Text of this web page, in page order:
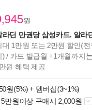
원
라딘 만권당 삼성카드, 알라
대 1만원 또는 2만원 할인(
) / 카드 발급월 +1개월까지
원 혜택 제공
원(5%) + 멤버십(3~1%)
만원이상 구매시 2,000원